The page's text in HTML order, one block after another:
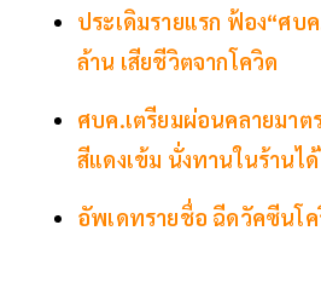
ประเดิมรายแรก ฟ้อง“ศบ
ล้าน เสียชีวิตจากโควิด
ศบค.เตรียมผ่อนคลายมา
สีแดงเข้ม นั่งทานในร้านไ
อัพเดทรายชื่อ ฉีดวัคซีนโ